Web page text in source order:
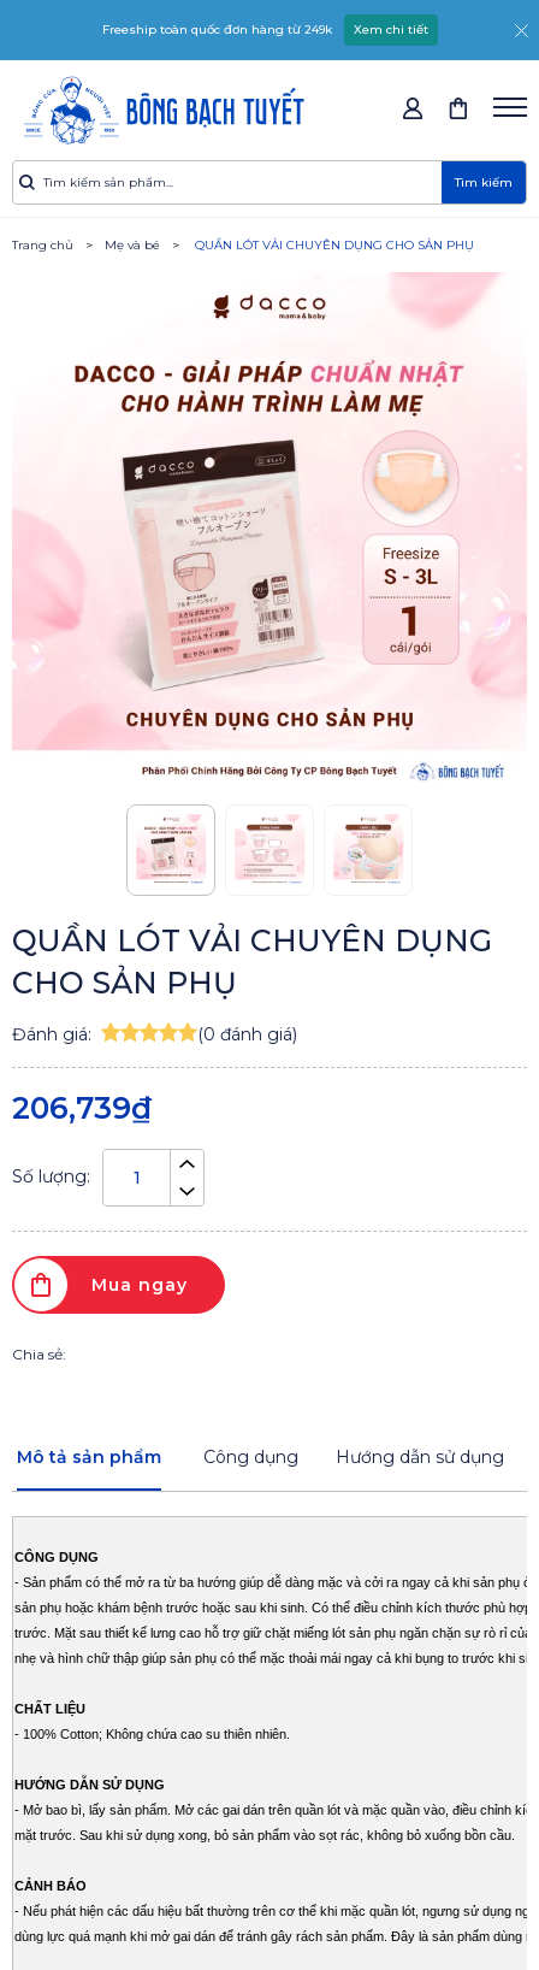
Freeship toàn quốc đơn hàng từ 249k Xem chi tiết
Tìm kiếm
Trang chủ Mẹ và bé QUẦN LÓT VẢI CHUYÊN DỤNG CHO SẢN PHỤ
QUẦN LÓT VẢI CHUYÊN DỤNG
CHO SẢN PHỤ
Đánh giá: (0 đánh giá)
206,739₫
Số lượng:
Mua ngay
Chia sẻ:
Mô tả sản phẩm Công dụng Hướng dẫn sử dụng
CÔNG DỤNG
- Sản phẩm có thể mở ra từ ba hướng giúp dễ dàng mặc và cởi ra ngay cả khi sản phụ ở
sản phụ hoặc khám bệnh trước hoặc sau khi sinh. Có thể điều chỉnh kích thước phù hợp
trước. Mặt sau thiết kế lưng cao hỗ trợ giữ chặt miếng lót sản phụ ngăn chặn sự rò rỉ
nhẹ và hình chữ thập giúp sản phụ có thể mặc thoải mái ngay cả khi bụng to trước khi
CHẤT LIỆU
- 100% Cotton; Không chứa cao su thiên nhiên.
HƯỚNG DẪN SỬ DỤNG
- Mở bao bì, lấy sản phẩm. Mở các gai dán trên quần lót và mặc quần vào, điều chỉnh
mặt trước. Sau khi sử dụng xong, bỏ sản phẩm vào sọt rác, không bỏ xuống bồn cầu.
CẢNH BÁO
- Nếu phát hiện các dấu hiệu bất thường trên cơ thể khi mặc quần lót, ngưng sử dụng
dùng lực quá mạnh khi mở gai dán để tránh gây rách sản phẩm. Đây là sản phẩm dùng